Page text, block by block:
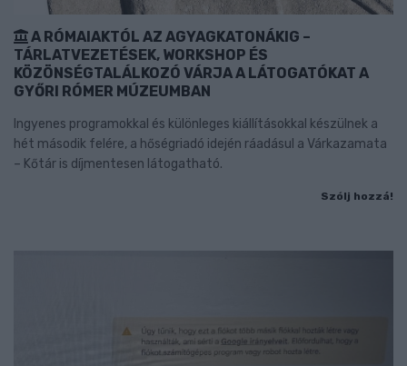
A RÓMAIAKTÓL AZ AGYAGKATONÁKIG –
TÁRLATVEZETÉSEK, WORKSHOP ÉS
KÖZÖNSÉGTALÁLKOZÓ VÁRJA A LÁTOGATÓKAT A
GYŐRI RÓMER MÚZEUMBAN
Ingyenes programokkal és különleges kiállításokkal készülnek a
hét második felére, a hőségriadó idején ráadásul a Várkazamata
– Kőtár is díjmentesen látogatható.
Szólj hozzá!